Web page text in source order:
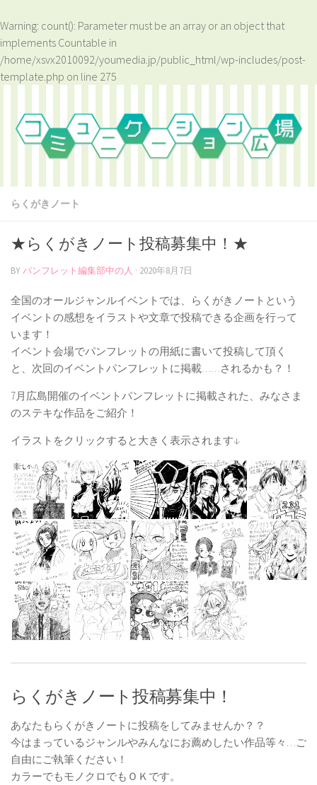
Warning: count(): Parameter must be an array or an object that
implements Countable in
/home/xsvx2010092/youmedia.jp/public_html/wp-includes/post-
template.php on line 275
らくがきノート
★らくがきノート投稿募集中！★
BYパンフレット編集部中の人 · 2020年8月7日
全国のオールジャンルイベントでは、らくがきノートという
イベントの感想をイラストや文章で投稿できる企画を行って
います！
イベント会場でパンフレットの用紙に書いて投稿して頂く
と、次回のイベントパンフレットに掲載……されるかも？！
7月広島開催のイベントパンフレットに掲載された、みなさま
のステキな作品をご紹介！
イラストをクリックすると大きく表示されます↓
らくがきノート投稿募集中！
あなたもらくがきノートに投稿をしてみませんか？？
今はまっているジャンルやみんなにお薦めしたい作品等々…ご
自由にご執筆ください！
カラーでもモノクロでもＯＫです。